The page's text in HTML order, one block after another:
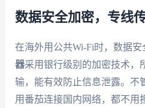
数据安全加密，专线
在海外用公共Wi-Fi时，数据安
器采用银行级别的加密技术，
输，能有效防止信息泄露。不
用番茄连接国内网络，都不用